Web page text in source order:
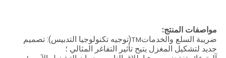
مواصفات المنتج:
ضريبة السلع والخدماتTM(توجيه تكنولوجيا التدبيس): تصميم
جديد لتشكيل المغزل يتيح تأثير التفاغر المثالي ؛